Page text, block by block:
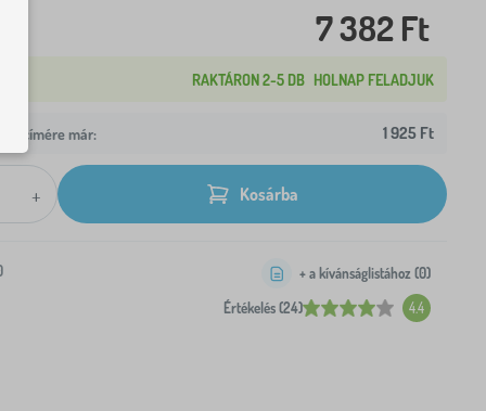
7 382 Ft
RAKTÁRON 2-5 DB HOLNAP FELADJUK
Ön címére már: 1 925 Ft
+ Kosárba
Értékelés (24) 4.4
+ a kívánságlistához (0)